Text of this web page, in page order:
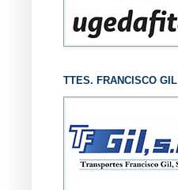
TTES. FRANCISCO GIL